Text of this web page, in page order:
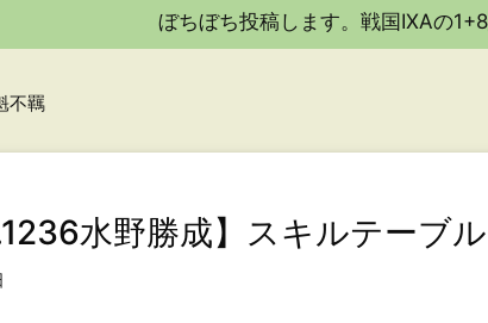
ぼちぼち投稿します。戦国IXAの
不羈
水野勝成】スキルテーブ